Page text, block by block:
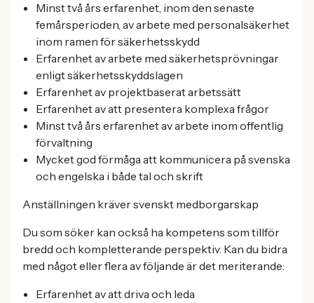
Minst två års erfarenhet, inom den senaste
femårsperioden, av arbete med personalsäkerhet
inom ramen för säkerhetsskydd
Erfarenhet av arbete med säkerhetsprövningar
enligt säkerhetsskyddslagen
Erfarenhet av projektbaserat arbetssätt
Erfarenhet av att presentera komplexa frågor
Minst två års erfarenhet av arbete inom offentlig
förvaltning
Mycket god förmåga att kommunicera på svenska
och engelska i både tal och skrift
Anställningen kräver svenskt medborgarskap
Du som söker kan också ha kompetens som tillför
bredd och kompletterande perspektiv. Kan du bidra
med något eller flera av följande är det meriterande:
Erfarenhet av att driva och leda